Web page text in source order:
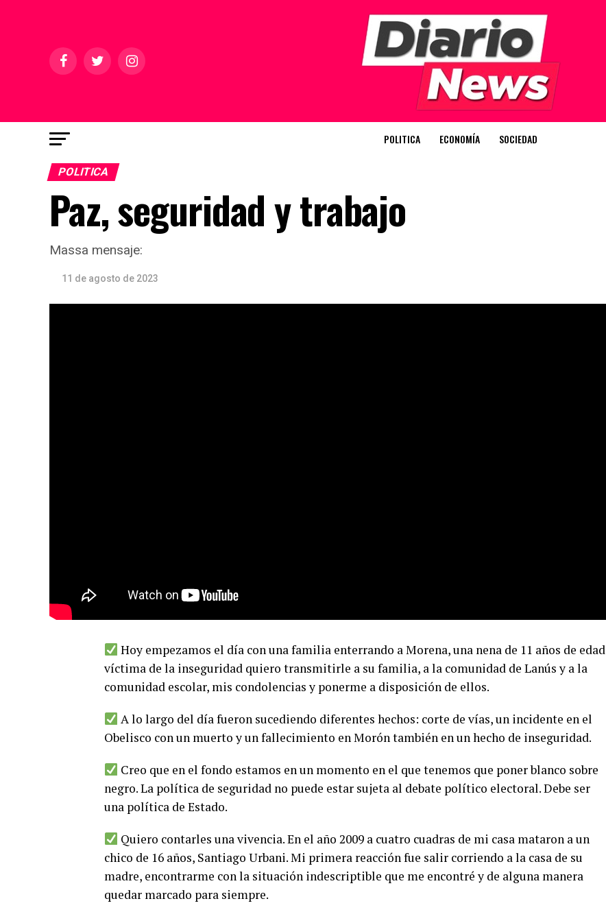
POLITICA ECONOMÍA SOCIEDAD
POLITICA
Paz, seguridad y trabajo
Massa mensaje:
11 de agosto de 2023
Hoy empezamos el día con una familia enterrando a Morena, una nena de 11 años de edad
víctima de la inseguridad quiero transmitirle a su familia, a la comunidad de Lanús y a la
comunidad escolar, mis condolencias y ponerme a disposición de ellos.
A lo largo del día fueron sucediendo diferentes hechos: corte de vías, un incidente en el
Obelisco con un muerto y un fallecimiento en Morón también en un hecho de inseguridad.
Creo que en el fondo estamos en un momento en el que tenemos que poner blanco sobre
negro. La política de seguridad no puede estar sujeta al debate político electoral. Debe ser
una política de Estado.
Quiero contarles una vivencia. En el año 2009 a cuatro cuadras de mi casa mataron a un
chico de 16 años, Santiago Urbani. Mi primera reacción fue salir corriendo a la casa de su
madre, encontrarme con la situación indescriptible que me encontré y de alguna manera
quedar marcado para siempre.